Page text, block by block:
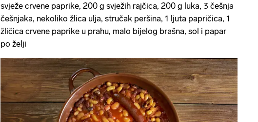
svježe crvene paprike, 200 g svježih rajčica, 200 g luka, 3 češnja
češnjaka, nekoliko žlica ulja, stručak peršina, 1 ljuta papričica, 1
žličica crvene paprike u prahu, malo bijelog brašna, sol i papar
po želji